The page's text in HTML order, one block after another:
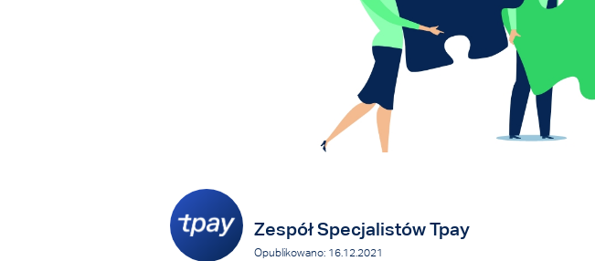
Zespół Specjalistów Tpay
Opublikowano: 16.12.2021